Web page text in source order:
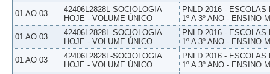
01 AO 03
42406L2828L-SOCIOLOGIA
HOJE - VOLUME ÚNICO
PNLD 2016 -
1º A 3º ANO - ENSINO
01 AO 03
42406L2828L-SOCIOLOGIA
HOJE - VOLUME ÚNICO
PNLD 2016 -
1º A 3º ANO - ENSINO
01 AO 03
42406L2828L-SOCIOLOGIA
HOJE - VOLUME ÚNICO
PNLD 2016 -
1º A 3º ANO - ENSINO